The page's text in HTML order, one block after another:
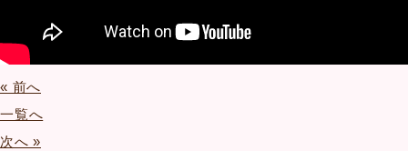
« 前へ
一覧へ
次へ »